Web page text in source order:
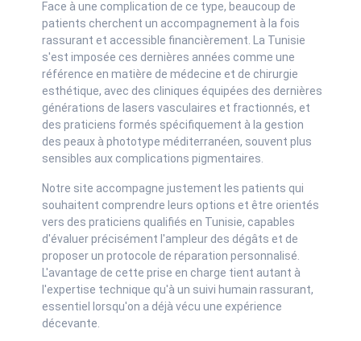
Face à une complication de ce type, beaucoup de
patients cherchent un accompagnement à la fois
rassurant et accessible financièrement. La Tunisie
s'est imposée ces dernières années comme une
référence en matière de médecine et de chirurgie
esthétique, avec des cliniques équipées des dernières
générations de lasers vasculaires et fractionnés, et
des praticiens formés spécifiquement à la gestion
des peaux à phototype méditerranéen, souvent plus
sensibles aux complications pigmentaires.
Notre site accompagne justement les patients qui
souhaitent comprendre leurs options et être orientés
vers des praticiens qualifiés en Tunisie, capables
d'évaluer précisément l'ampleur des dégâts et de
proposer un protocole de réparation personnalisé.
L'avantage de cette prise en charge tient autant à
l'expertise technique qu'à un suivi humain rassurant,
essentiel lorsqu'on a déjà vécu une expérience
décevante.